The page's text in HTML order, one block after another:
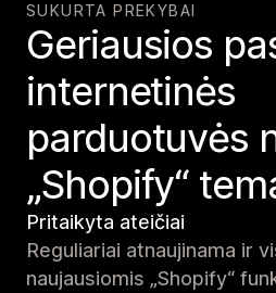
SUKURTA PREKYBAI
Geriausios
internetinės
parduotuvės
„Shopify“
Pritaikyta ateičiai
Reguliariai atnaujinama ir
naujausiomis „Shopify“